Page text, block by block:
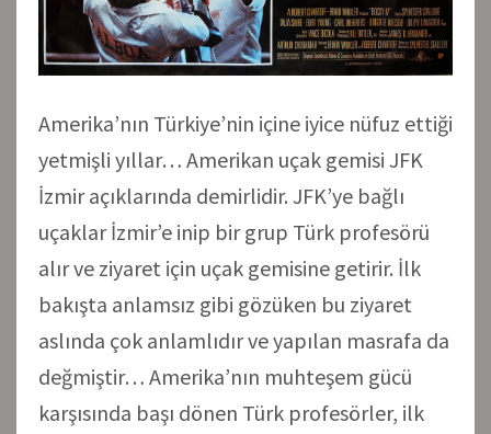
Amerika’nın Türkiye’nin içine iyice nüfuz ettiği
yetmişli yıllar… Amerikan uçak gemisi JFK
İzmir açıklarında demirlidir. JFK’ye bağlı
uçaklar İzmir’e inip bir grup Türk profesörü
alır ve ziyaret için uçak gemisine getirir. İlk
bakışta anlamsız gibi gözüken bu ziyaret
aslında çok anlamlıdır ve yapılan masrafa da
değmiştir… Amerika’nın muhteşem gücü
karşısında başı dönen Türk profesörler, ilk